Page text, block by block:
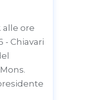
alle ore
- Chiavari